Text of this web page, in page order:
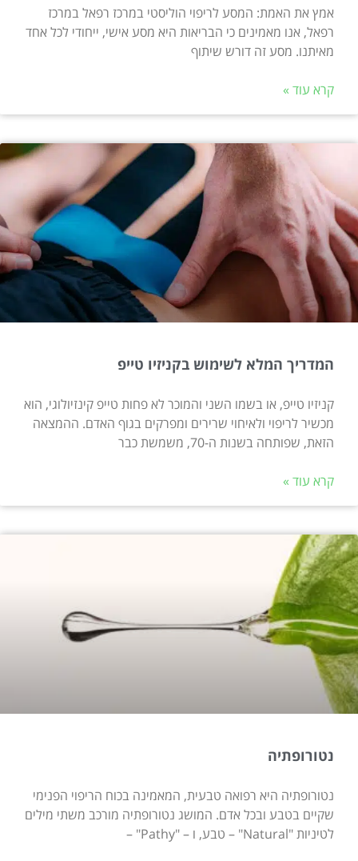
אמץ את האמת: המסע לריפוי הוליסטי במרכז רפאל במרכז
רפאל, אנו מאמינים כי הבריאות היא מסע אישי, ייחודי לכל אחד
מאיתנו. מסע זה דורש שיתוף
קרא עוד »
המדריך המלא לשימוש בקניזיו טייפ
קניזיו טייפ, או בשמו השני והמוכר לא פחות טייפ קינזיולוגי, הוא
מכשיר לריפוי ולאיחוי שרירים ומפרקים בגוף האדם. ההמצאה
הזאת, שפותחה בשנות ה-70, משמשת כבר
קרא עוד »
נטורופתיה
נטורופתיה היא רפואה טבעית, המאמינה בכוח הריפוי הפנימי
שקיים בטבע ובכל אדם. המושג נטורופתיה מורכב משתי מילים
לטיניות "Natural" – טבע, ו – "Pathy" –